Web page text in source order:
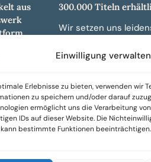
Einwilligung verwalten
Erlebnisse zu bieten, verwenden wir
zu speichern und/oder darauf
ermöglicht uns die Verarbeitung
IDs auf dieser Website. Die
bestimmte Funktionen beeinträchtigen.
aus
an
-
300.000 Titeln
Wir setzen uns
und bieten
Musikindustrie.
SoulPeddler
Vinyl Production –